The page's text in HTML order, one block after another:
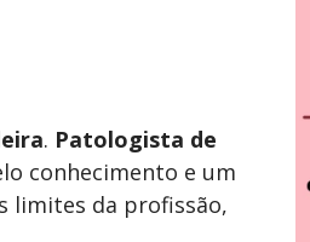
. Patologista de
conhecimento e um
limites da profissão,